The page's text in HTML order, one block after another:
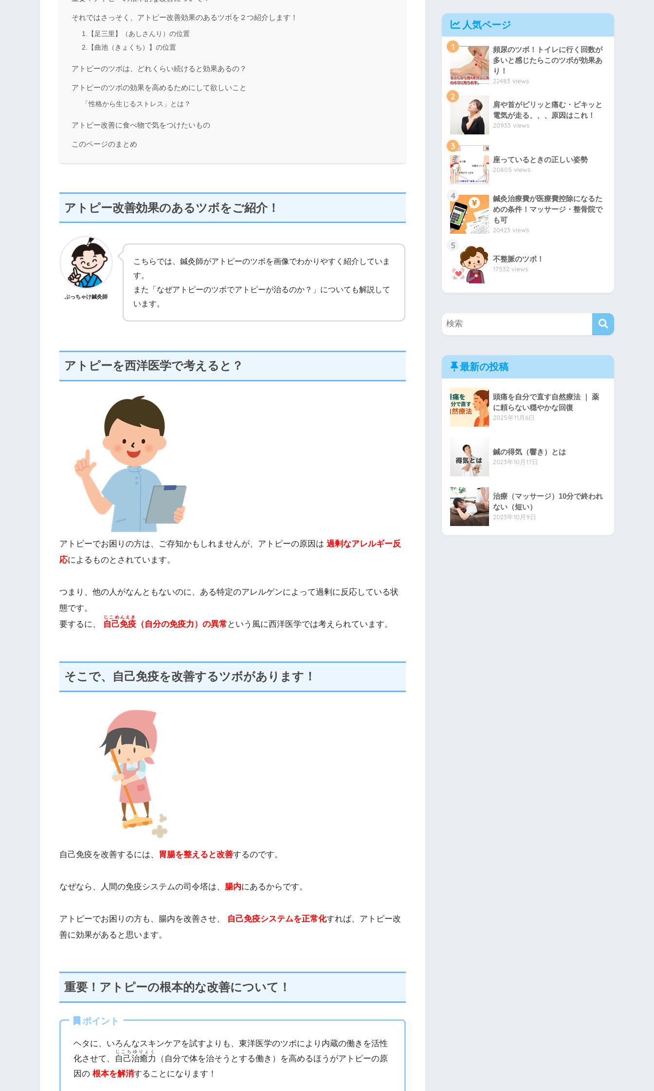
それではさっそく、アトピー改善効果のあるツボを２つ紹介します！
1.【足三里】（あしさんり）の位置
2.【曲池（きょくち）】の位置
アトピーのツボは、どれくらい続けると効果あるの？
アトピーのツボの効果を高めるためにして欲しいこと
「性格から生じるストレス」とは？
アトピー改善に食べ物で気をつけたいもの
このページのまとめ
アトピー改善効果のあるツボをご紹介！
ぶっちゃけ鍼灸師
こちらでは、鍼灸師がアトピーのツボを画像でわかりやすく紹介していま
す。
また「なぜアトピーのツボでアトピーが治るのか？」についても解説して
います。
アトピーを西洋医学で考えると？
アトピーでお困りの方は、ご存知かもしれませんが、アトピーの原因は 過剰なアレルギー反
応によるものとされています。
つまり、他の人がなんともないのに、ある特定のアレルゲンによって過剰に反応している状
態です。
要するに、
自己免疫
じこめんえき
（自分の免疫力）の異常 という風に西洋医学では考えられています。
そこで、自己免疫を改善するツボがあります！
自己免疫を改善するには、 胃腸を整えると改善するのです。
なぜなら、人間の免疫システムの司令塔は、 腸内にあるからです。
アトピーでお困りの方も、腸内を改善させ、 自己免疫システムを正常化すれば、アトピー改
善に効果があると思います。
重要！アトピーの根本的な改善について！
ポイント
ヘタに、いろんなスキンケアを試すよりも、東洋医学のツボにより内蔵の働きを活性
化させて、
自己治癒力
じこちゆりょく
（自分で体を治そうとする働き）を高めるほうがアトピーの原
因の根本を解消することになります！
人気ページ
1
頻尿のツボ！トイレに行く回数が
多いと感じたらこのツボが効果あ
り！
22483 views
2
肩や首がピリッと痛む・ピキッと
電気が走る、、、原因はこれ！
20933 views
3
座っているときの正しい姿勢
20805 views
4
鍼灸治療費が医療費控除になるた
めの条件！マッサージ・整骨院で
も可
20423 views
5
不整脈のツボ！
17532 views
最新の投稿
頭痛を自分で直す自然療法 ｜ 薬
に頼らない穏やかな回復
2025年11月6日
鍼の得気（響き）とは
2023年10月17日
治療（マッサージ）10分で終われ
ない（短い）
2023年10月9日